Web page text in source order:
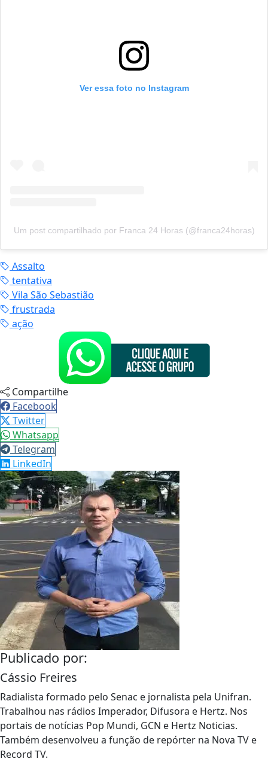
Ver essa foto no Instagram
Um post compartilhado por Franca 24 Horas (@franca24horas)
Assalto
tentativa
Vila São Sebastião
frustrada
ação
Compartilhe
Facebook
Twitter
Whatsapp
Telegram
LinkedIn
Publicado por:
Cássio Freires
Radialista formado pelo Senac e jornalista pela Unifran.
Trabalhou nas rádios Imperador, Difusora e Hertz. Nos
portais de notícias Pop Mundi, GCN e Hertz Noticias.
Também desenvolveu a função de repórter na Nova TV e
Record TV.